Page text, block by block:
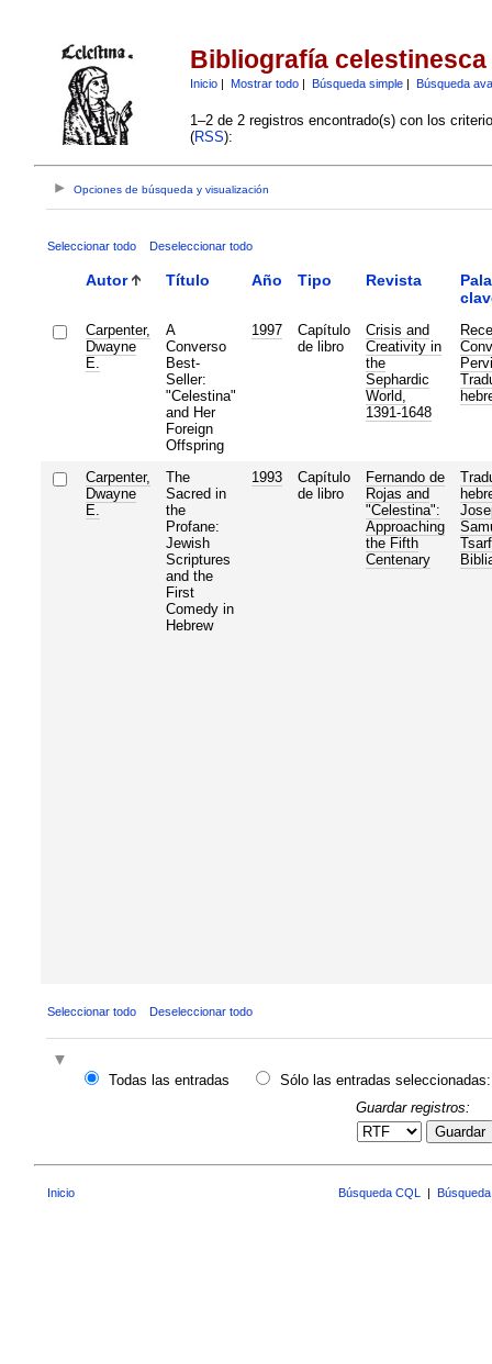
Bibliografía celestinesca
Inicio| Mostrar todo| Búsqueda simple| Búsqueda
1–2 de 2 registros encontrado(s) con los
(RSS):
Opciones de búsqueda y visualización
Seleccionar todo Deseleccionar todo
Autor Título Año Tipo Revista
Carpenter,
Dwayne
E.
A
Converso
Best-
Seller:
"Celestina"
and Her
Foreign
Offspring
1997
Capítulo
de libro
Crisis and
Creativity in
the
Sephardic
World,
1391-1648
Carpenter,
Dwayne
E.
The
Sacred in
the
Profane:
Jewish
Scriptures
and the
First
Comedy in
Hebrew
1993
Capítulo
de libro
Fernando de
Rojas and
"Celestina":
Approaching
the Fifth
Centenary
Seleccionar todo Deseleccionar todo
Todas las entradas
Sólo las entradas seleccionadas:
Guardar registros:
Guardar
Inicio Búsqueda CQL